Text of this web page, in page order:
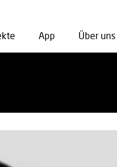
App Über uns